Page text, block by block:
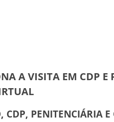
A VISITA EM CDP E
CDP, PENITENCIÁRIA E